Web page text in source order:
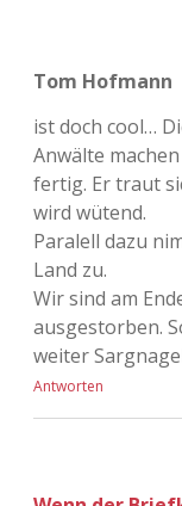
Tom Hofmann
ist doch cool…
Anwälte
fertig. Er traut
wird wütend.
Paralell dazu
Land zu.
Wir sind am
ausgestorben.
weiter
Antworten